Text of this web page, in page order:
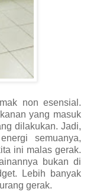
non esensial.
yang masuk
dilakukan. Jadi,
semuanya,
ini malas gerak.
bukan di
Lebih banyak
gerak.